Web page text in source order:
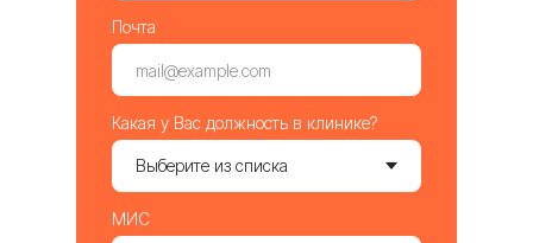
Почта
Какая у Вас должность в клинике?
МИС